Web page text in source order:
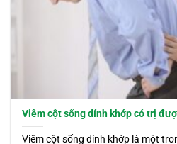
Viêm cột sống dính khớp có trị
Viêm cột sống dính khớp là một